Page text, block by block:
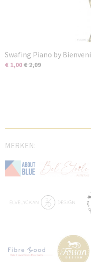
Swafing Piano by
€ 1,00€ 2,09
MERKEN: